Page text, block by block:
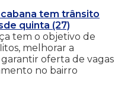
tem trânsito
quinta (27)
tem o objetivo de
melhorar a
oferta de vagas
no bairro